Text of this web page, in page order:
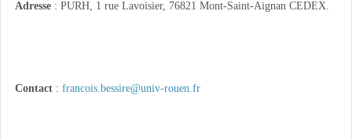
Adresse: PURH, 1 rue Lavoisier, 76821 Mont-Saint-Aignan CEDEX.
Contact: francois.bessire@univ-rouen.fr